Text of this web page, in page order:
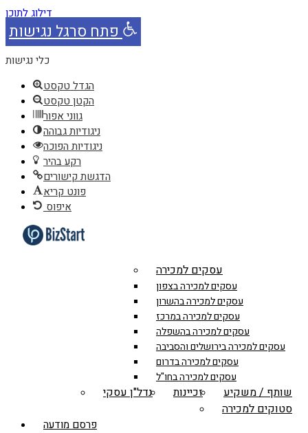
דילוג לתוכן
פתח סרגל נגישות
כלי נגישות
הגדל טקסט
הקטן טקסט
גווני אפור
ניגודיות גבוהה
ניגודיות הפוכה
רקע בהיר
הדגשת קישורים
פונט קריא
איפוס
עסקים למכירה
עסקים למכירה בצפון
עסקים למכירה בהשרון
עסקים למכירה במרכז
עסקים למכירה בהשפלה
עסקים למכירה בירושלים והסביבה
עסקים למכירה בדרום
עסקים למכירה בחו"ל
שותף / משקיע זכיינות
נדל"ן עסקי
סטוקים למכירה
פרסם מודעה